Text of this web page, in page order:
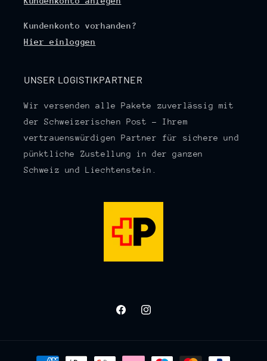
Kundenkonto vorhanden?
Hier einloggen
UNSER LOGISTIKPARTNER
Wir versenden alle Pakete zuverlässig mit
der Schweizerischen Post – Ihrem
vertrauenswürdigen Partner für sichere und
pünktliche Zustellung in der ganzen
Schweiz und Liechtenstein.
FacebookInstagram
Zahlungsmethoden